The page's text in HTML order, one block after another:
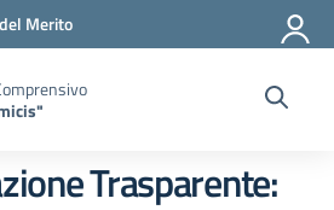
Merito
Trasparente: